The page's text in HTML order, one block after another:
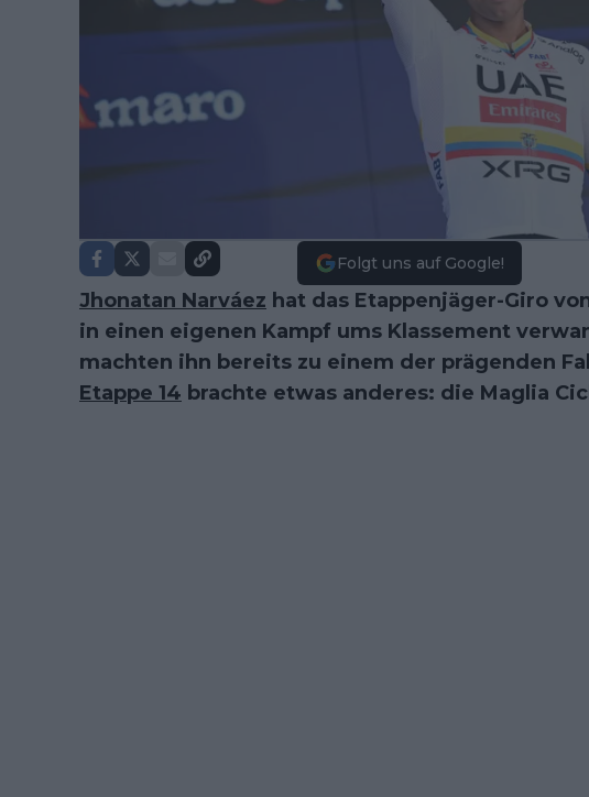
Folgt uns auf Google!
Jhonatan Narváez hat das Etappenjäger-Giro
in einen eigenen Kampf ums Klassement
machten ihn bereits zu einem der prägenden
Etappe 14 brachte etwas anderes: die Maglia